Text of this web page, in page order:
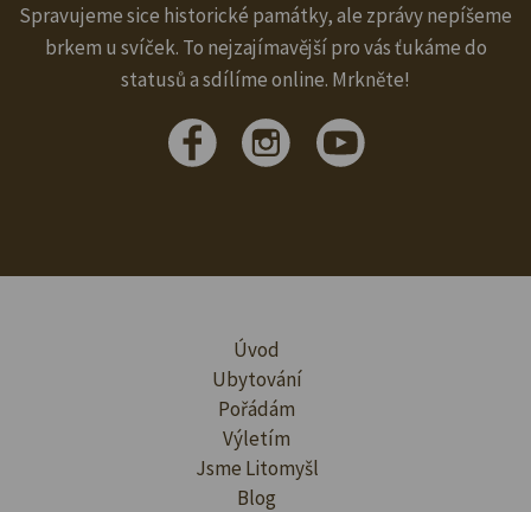
Spravujeme sice historické památky, ale zprávy nepíšeme
brkem u svíček. To nejzajímavější pro vás ťukáme do
statusů a sdílíme online. Mrkněte!
Úvod
Ubytování
Pořádám
Výletím
Jsme Litomyšl
Blog